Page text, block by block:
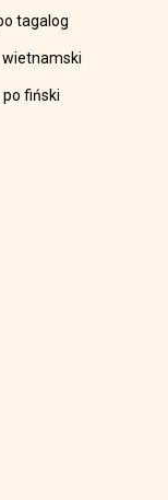
tagalog
wietnamski
po fiński